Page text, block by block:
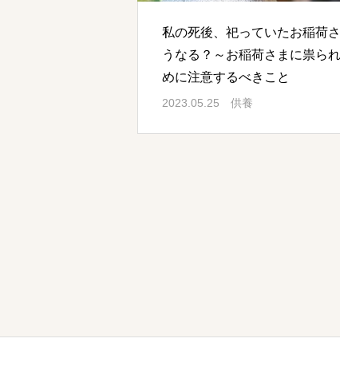
私の死後、祀っていたお稲荷
うなる？～お稲荷さまに祟ら
めに注意するべきこと
2023.05.25 供養